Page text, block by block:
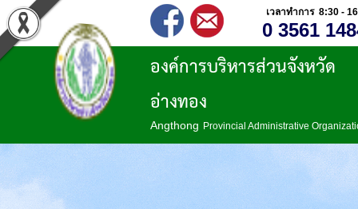
เวลาทำการ 8:30 -
0 3561
องค์การบริหารส่วนจังหวัด
อ่างทอง
Angthong Provincial Administrative